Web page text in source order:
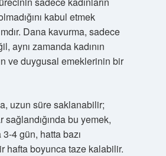
kabul etmek
Dana kavurma, sadece
aynı zamanda kadının
ve duygusal emeklerinin bir
uzun süre saklanabilir;
sağlandığında bu yemek,
4 gün, hatta bazı
hafta boyunca taze kalabilir.